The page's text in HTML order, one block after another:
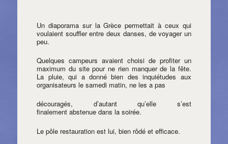
Un diaporama sur la Grèce permettait à ceux qui
voulaient souffler entre deux danses, de voyager un
peu.
Quelques campeurs avaient choisi de profiter un
maximum du site pour ne rien manquer de la fête.
La pluie, qui a donné bien des inquiétudes aux
organisateurs le samedi matin, ne les a pas
découragés, d’autant qu’elle s’est
finalement abstenue dans la soirée.
Le pôle restauration est lui, bien rôdé et efficace.